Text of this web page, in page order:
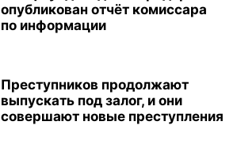
опубликован отчёт комиссара
по информации
Преступников продолжают
выпускать под залог, и они
совершают новые преступления